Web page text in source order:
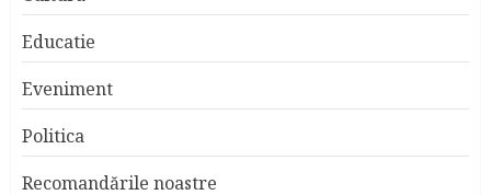
Educatie
Eveniment
Politica
Recomandările noastre